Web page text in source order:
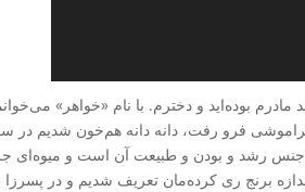
مادرم بوده‌اید و دخترم. با نام «خواهر»
فرو رفت، دانه دانه هم‌خون شدیم در
جنس رشد و بودن و طبیعت آن است و میوه‌ای جز
برنج ری کرده‌مان تعریف شدیم و در